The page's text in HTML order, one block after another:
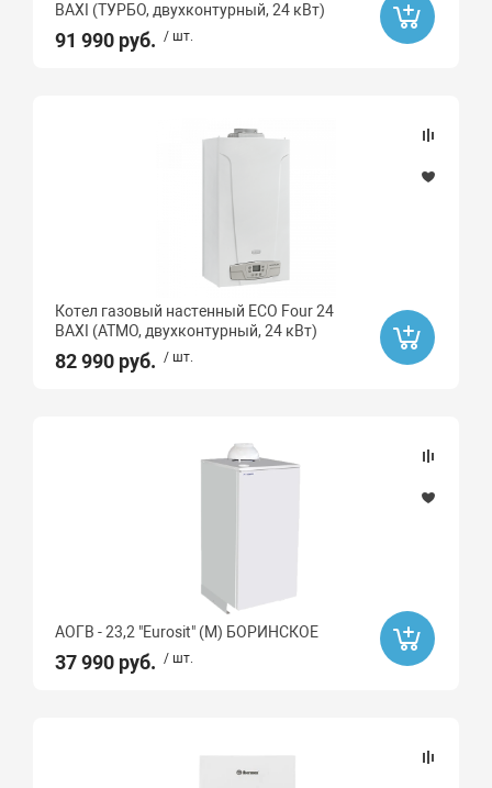
BAXI (ТУРБО, двухконтурный, 24 кВт)
91 990 руб. / шт.
Котел газовый настенный ECO Four 24
BAXI (АТМО, двухконтурный, 24 кВт)
82 990 руб. / шт.
АОГВ - 23,2 "Eurosit" (М) БОРИНСКОЕ
37 990 руб. / шт.